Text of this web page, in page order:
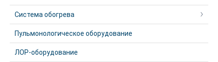
Система обогрева
Пульмонологическое оборудование
ЛОР-оборудование